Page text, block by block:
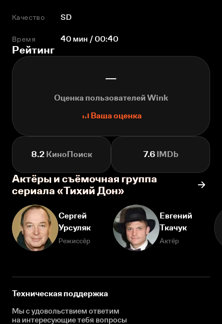
Качество SD
Время 40 мин / 00:40
Рейтинг
—
Оценка пользователей Wink
Ваша оценка
8.2КиноПоиск 7.6IMDb
Актёры и съёмочная группа
сериала «Тихий Дон»
Сергей
Урсуляк
Режиссёр
Евгений
Ткачук
Актёр
Техническая поддержка
Мы с удовольствием ответим
на интересующиетебя вопросы